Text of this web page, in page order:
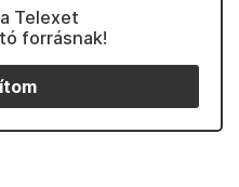
Telexet
forrásnak!